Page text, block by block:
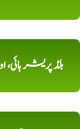
بلڈ پریشر ہائی،